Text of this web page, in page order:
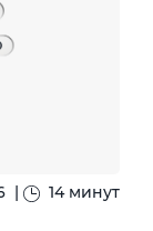
| 14 минут